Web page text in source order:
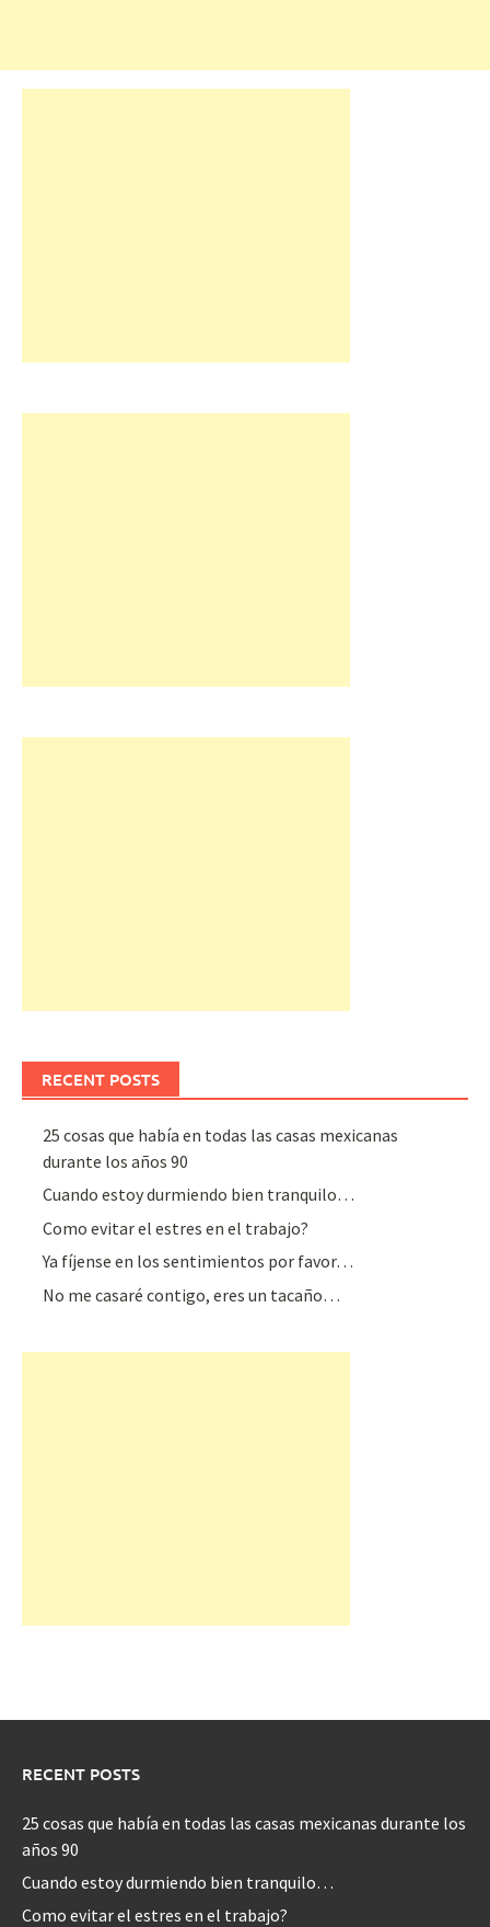
RECENT POSTS
25 cosas que había en todas las casas mexicanas
durante los años 90
Cuando estoy durmiendo bien tranquilo…
Como evitar el estres en el trabajo?
Ya fíjense en los sentimientos por favor…
No me casaré contigo, eres un tacaño…
RECENT POSTS
25 cosas que había en todas las casas mexicanas durante los
años 90
Cuando estoy durmiendo bien tranquilo…
Como evitar el estres en el trabajo?